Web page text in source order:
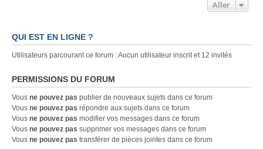
Aller
QUI EST EN LIGNE ?
Utilisateurs parcourant ce forum : Aucun utilisateur inscrit et 12 invités
PERMISSIONS DU FORUM
Vous ne pouvez pas publier de nouveaux sujets dans ce forum
Vous ne pouvez pas répondre aux sujets dans ce forum
Vous ne pouvez pas modifier vos messages dans ce forum
Vous ne pouvez pas supprimer vos messages dans ce forum
Vous ne pouvez pas transférer de pièces jointes dans ce forum